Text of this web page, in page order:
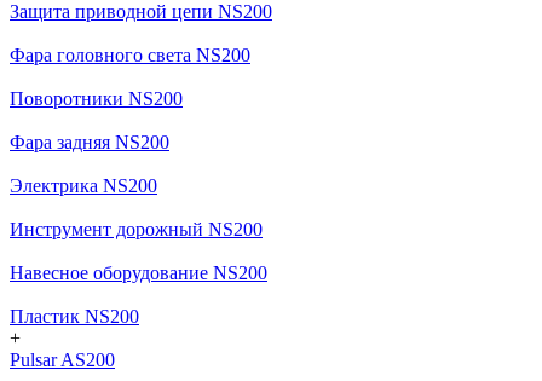
Защита приводной цепи NS200
Фара головного света NS200
Поворотники NS200
Фара задняя NS200
Электрика NS200
Инструмент дорожный NS200
Навесное оборудование NS200
Пластик NS200
+
Pulsar AS200